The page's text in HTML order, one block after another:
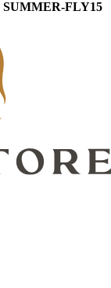
SUMMER-FLY15